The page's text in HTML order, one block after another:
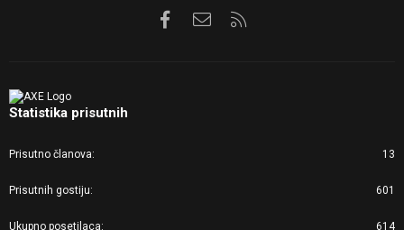
FacebookKontaktirajte nas
Statistika prisutnih
Prisutno članova 13
Prisutnih gostiju 601
Ukupno posetilaca 614